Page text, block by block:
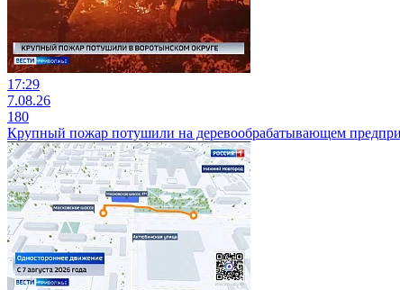
17:29
7.08.26
180
Крупный пожар потушили на деревообрабатывающем